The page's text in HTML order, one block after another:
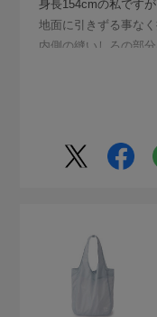
身長154cmの私です
地面に引きずる事な
内側の縫いしろの部
て糸が引きつれる事